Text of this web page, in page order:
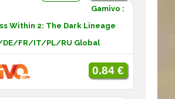
Gamivo :
Within 2: The Dark Lineage
DE/FR/IT/PL/RU Global
0.84 €